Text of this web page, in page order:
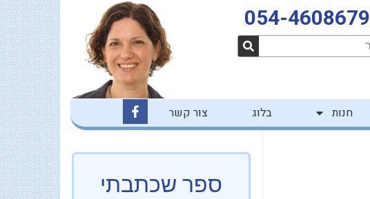
054-4608679
חנות בלוג צור קשר
c
b
o
k
ספר שכתבתי